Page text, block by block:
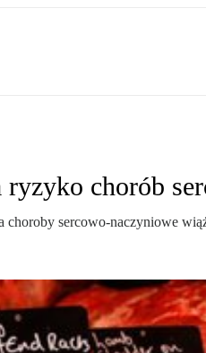
chorób
sercowo-naczyniowe